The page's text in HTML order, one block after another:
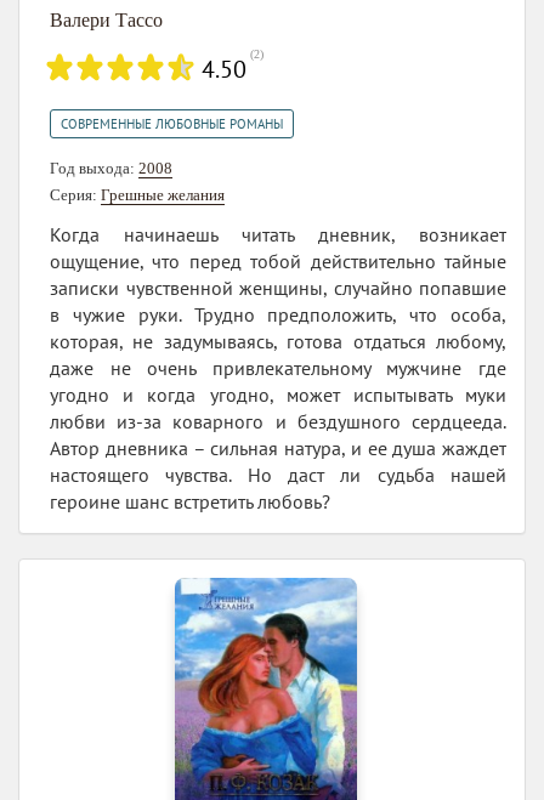
Валери Тассо
4.50 (2)
СОВРЕМЕННЫЕ ЛЮБОВНЫЕ РОМАНЫ
Год выхода: 2008
Серия: Грешные желания
Когда начинаешь читать дневник, возникает
ощущение, что перед тобой действительно тайные
записки чувственной женщины, случайно попавшие
в чужие руки. Трудно предположить, что особа,
которая, не задумываясь, готова отдаться любому,
даже не очень привлекательному мужчине где
угодно и когда угодно, может испытывать муки
любви из-за коварного и бездушного сердцееда.
Автор дневника – сильная натура, и ее душа жаждет
настоящего чувства. Но даст ли судьба нашей
героине шанс встретить любовь?